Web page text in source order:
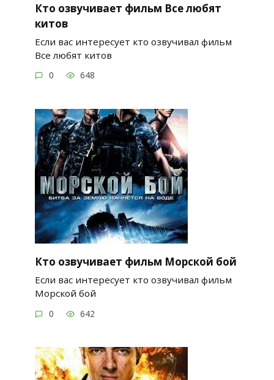
Кто озвучивает фильм Все любят
китов
Если вас интересует кто озвучивал фильм
Все любят китов
0 648
Кто озвучивает фильм Морской бой
Если вас интересует кто озвучивал фильм
Морской бой
0 642